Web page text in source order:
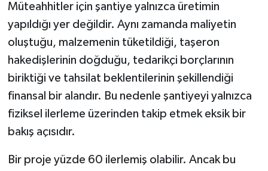
Müteahhitler için şantiye yalnızca üretimin
yapıldığı yer değildir. Aynı zamanda maliyetin
oluştuğu, malzemenin tüketildiği, taşeron
hakedişlerinin doğduğu, tedarikçi borçlarının
biriktiği ve tahsilat beklentilerinin şekillendiği
finansal bir alandır. Bu nedenle şantiyeyi yalnızca
fiziksel ilerleme üzerinden takip etmek eksik bir
bakış açısıdır.
Bir proje yüzde 60 ilerlemiş olabilir. Ancak bu